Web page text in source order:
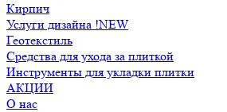
Кирпич
Услуги дизайна !NEW
Геотекстиль
Средства для ухода за плиткой
Инструменты для укладки плитки
АКЦИИ
О нас